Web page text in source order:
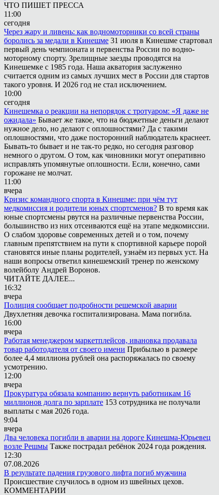
ЧТО ПИШЕТ ПРЕССА
11:00
сегодня
Через жару и ливень: как водномоторники со всей страны
боролись за медали в Кинешме 31 июля в Кинешме стартовал
первый день чемпионата и первенства России по водно-
моторному спорту. Зрелищные заезды проводятся на
Кинешемке с 1985 года. Наша акватория заслуженно
считается одним из самых лучших мест в России для стартов
такого уровня. И 2026 год не стал исключением.
10:00
сегодня
Кинешемка о реакции на непорядок с тротуаром: «Я даже не
ожидала» Бывает же такое, что на бюджетные деньги делают
нужное дело, но делают с оплошностями? Да с такими
оплошностями, что даже посторонний наблюдатель краснеет.
Бывать-то бывает и не так-то редко, но сегодня разговор
немного о другом. О том, как чиновники могут оперативно
исправлять упомянутые оплошности. Если, конечно, сами
горожане не молчат.
11:00
вчера
Кризис командного спорта в Кинешме: при чём тут
медкомиссия и родители юных спортсменов? В то время как
юные спортсмены рвутся на различные первенства России,
большинство из них отсеиваются ещё на этапе медкомиссии.
О слабом здоровье современных детей и о том, почему
главным препятствием на пути к спортивной карьере порой
становятся иные планы родителей, узнаём из первых уст. На
наши вопросы ответил кинешемский тренер по женскому
волейболу Андрей Воронов.
ЧИТАЙТЕ ДАЛЕЕ...
16:32
вчера
Полиция сообщает подробности решемской аварии
Двухлетняя девочка госпитализирована. Мама погибла.
16:00
вчера
Работая менеджером маркетплейсов, ивановка продавала
товар работодателя от своего имени Прибылью в размере
более 4,4 миллиона рублей она распоряжалась по своему
усмотрению.
12:00
вчера
Прокуратура обязала компанию вернуть работникам 16
миллионов долга по зарплате 153 сотрудника не получали
выплаты с мая 2026 года.
9:04
вчера
Два человека погибли в аварии на дороге Кинешма-Юрьевец
возле Решмы Также пострадал ребёнок 2024 года рождения.
12:30
07.08.2026
В результате падения грузового лифта погиб мужчина
Происшествие случилось в одном из швейных цехов.
КОММЕНТАРИИ